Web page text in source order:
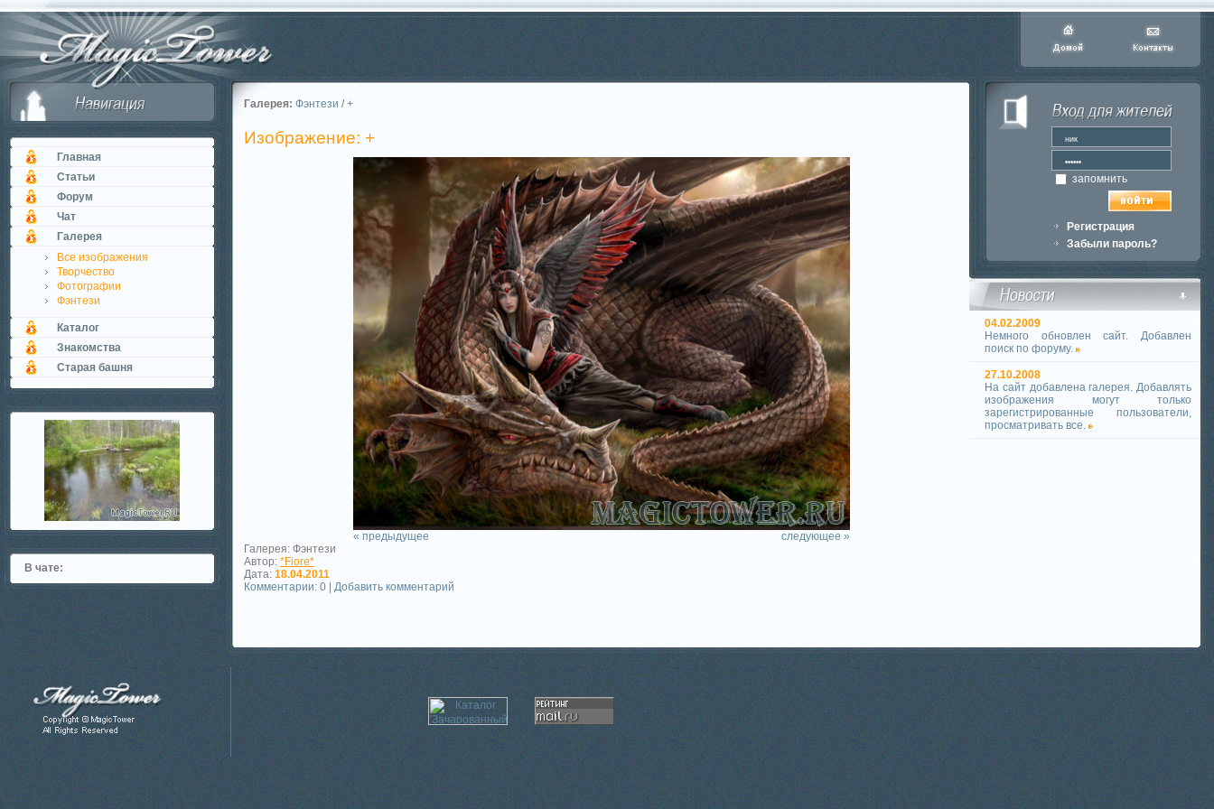
Главная
Статьи
Форум
Чат
Галерея
Все изображения
Творчество
Фотографии
Фэнтези
Каталог
Знакомства
Старая башня
В чате:
Галерея: Фэнтези / +
Изображение: +
« предыдущее
следующее »
Галерея: Фэнтези
Автор: *Fiore*
Дата: 18.04.2011
Комментарии: 0 | Добавить комментарий
запомнить
Регистрация
Забыли пароль?
04.02.2009
Немного обновлен сайт. Добавлен
поиск по форуму.
27.10.2008
На сайт добавлена галерея. Добавлять
изображения могут только
зарегистрированные пользователи,
просматривать все.